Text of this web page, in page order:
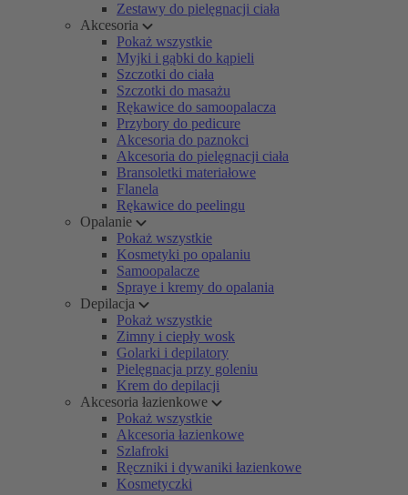
Zestawy do pielęgnacji ciała
Akcesoria
Pokaż wszystkie
Myjki i gąbki do kąpieli
Szczotki do ciała
Szczotki do masażu
Rękawice do samoopalacza
Przybory do pedicure
Akcesoria do paznokci
Akcesoria do pielęgnacji ciała
Bransoletki materiałowe
Flanela
Rękawice do peelingu
Opalanie
Pokaż wszystkie
Kosmetyki po opalaniu
Samoopalacze
Spraye i kremy do opalania
Depilacja
Pokaż wszystkie
Zimny i ciepły wosk
Golarki i depilatory
Pielęgnacja przy goleniu
Krem do depilacji
Akcesoria łazienkowe
Pokaż wszystkie
Akcesoria łazienkowe
Szlafroki
Ręczniki i dywaniki łazienkowe
Kosmetyczki